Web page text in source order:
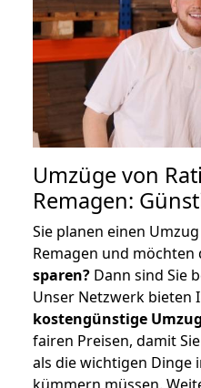
Umzüge von
Remagen:
Sie planen einen
Remagen und
sparen? Dann sind Sie
Unser Netzwerk bieten
kostengünstige
fairen Preisen, damit
als die wichtigen Dinge